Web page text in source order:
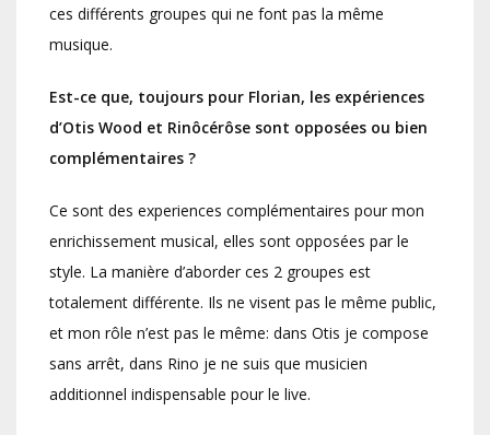
ces différents groupes qui ne font pas la même
musique.
Est-ce que, toujours pour Florian, les expériences
d’Otis Wood et Rinôcérôse sont opposées ou bien
complémentaires ?
Ce sont des experiences complémentaires pour mon
enrichissement musical, elles sont opposées par le
style. La manière d’aborder ces 2 groupes est
totalement différente. Ils ne visent pas le même public,
et mon rôle n’est pas le même: dans Otis je compose
sans arrêt, dans Rino je ne suis que musicien
additionnel indispensable pour le live.